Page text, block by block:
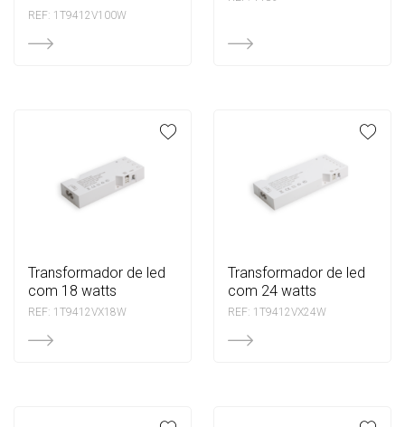
REF: 1T9412V100W
transformador de led
com 18 watts
REF: 1T9412VX18W
transformador de led
com 24 watts
REF: 1T9412VX24W